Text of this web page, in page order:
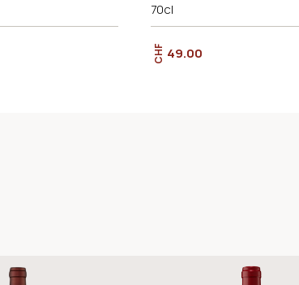
70cl
CHF 49.00